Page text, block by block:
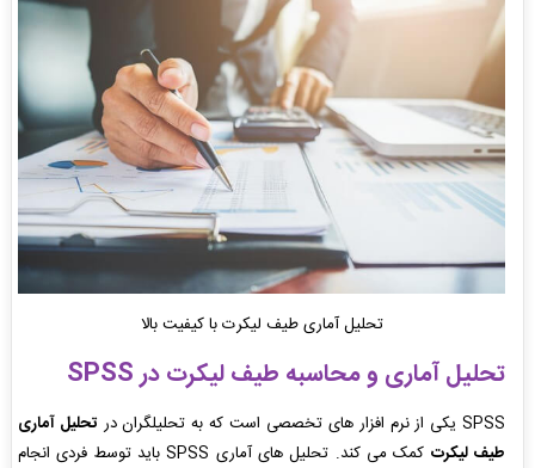
تحلیل آماری طیف لیکرت با کیفیت بالا
تحلیل آماری و محاسبه طیف لیکرت درSPSS
SPSS یکی از نرم افزار های تخصصی است که به تحلیلگران در
تحلیل آماری
طیف لیکرت
کمک می کند. تحلیل های آماری SPSS باید توسط فردی انجام